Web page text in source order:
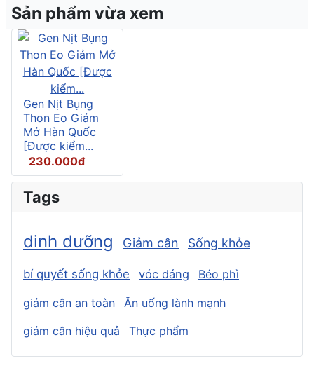
Sản phẩm vừa xem
Gen Nịt Bụng
Thon Eo Giảm
Mở Hàn Quốc
[Được kiểm...
230.000đ
Tags
dinh dưỡng Giảm cân Sống khỏe
bí quyết sống khỏe vóc dáng Béo phì
giảm cân an toàn
Ăn uống lành mạnh
giảm cân hiệu quả
Thực phẩm